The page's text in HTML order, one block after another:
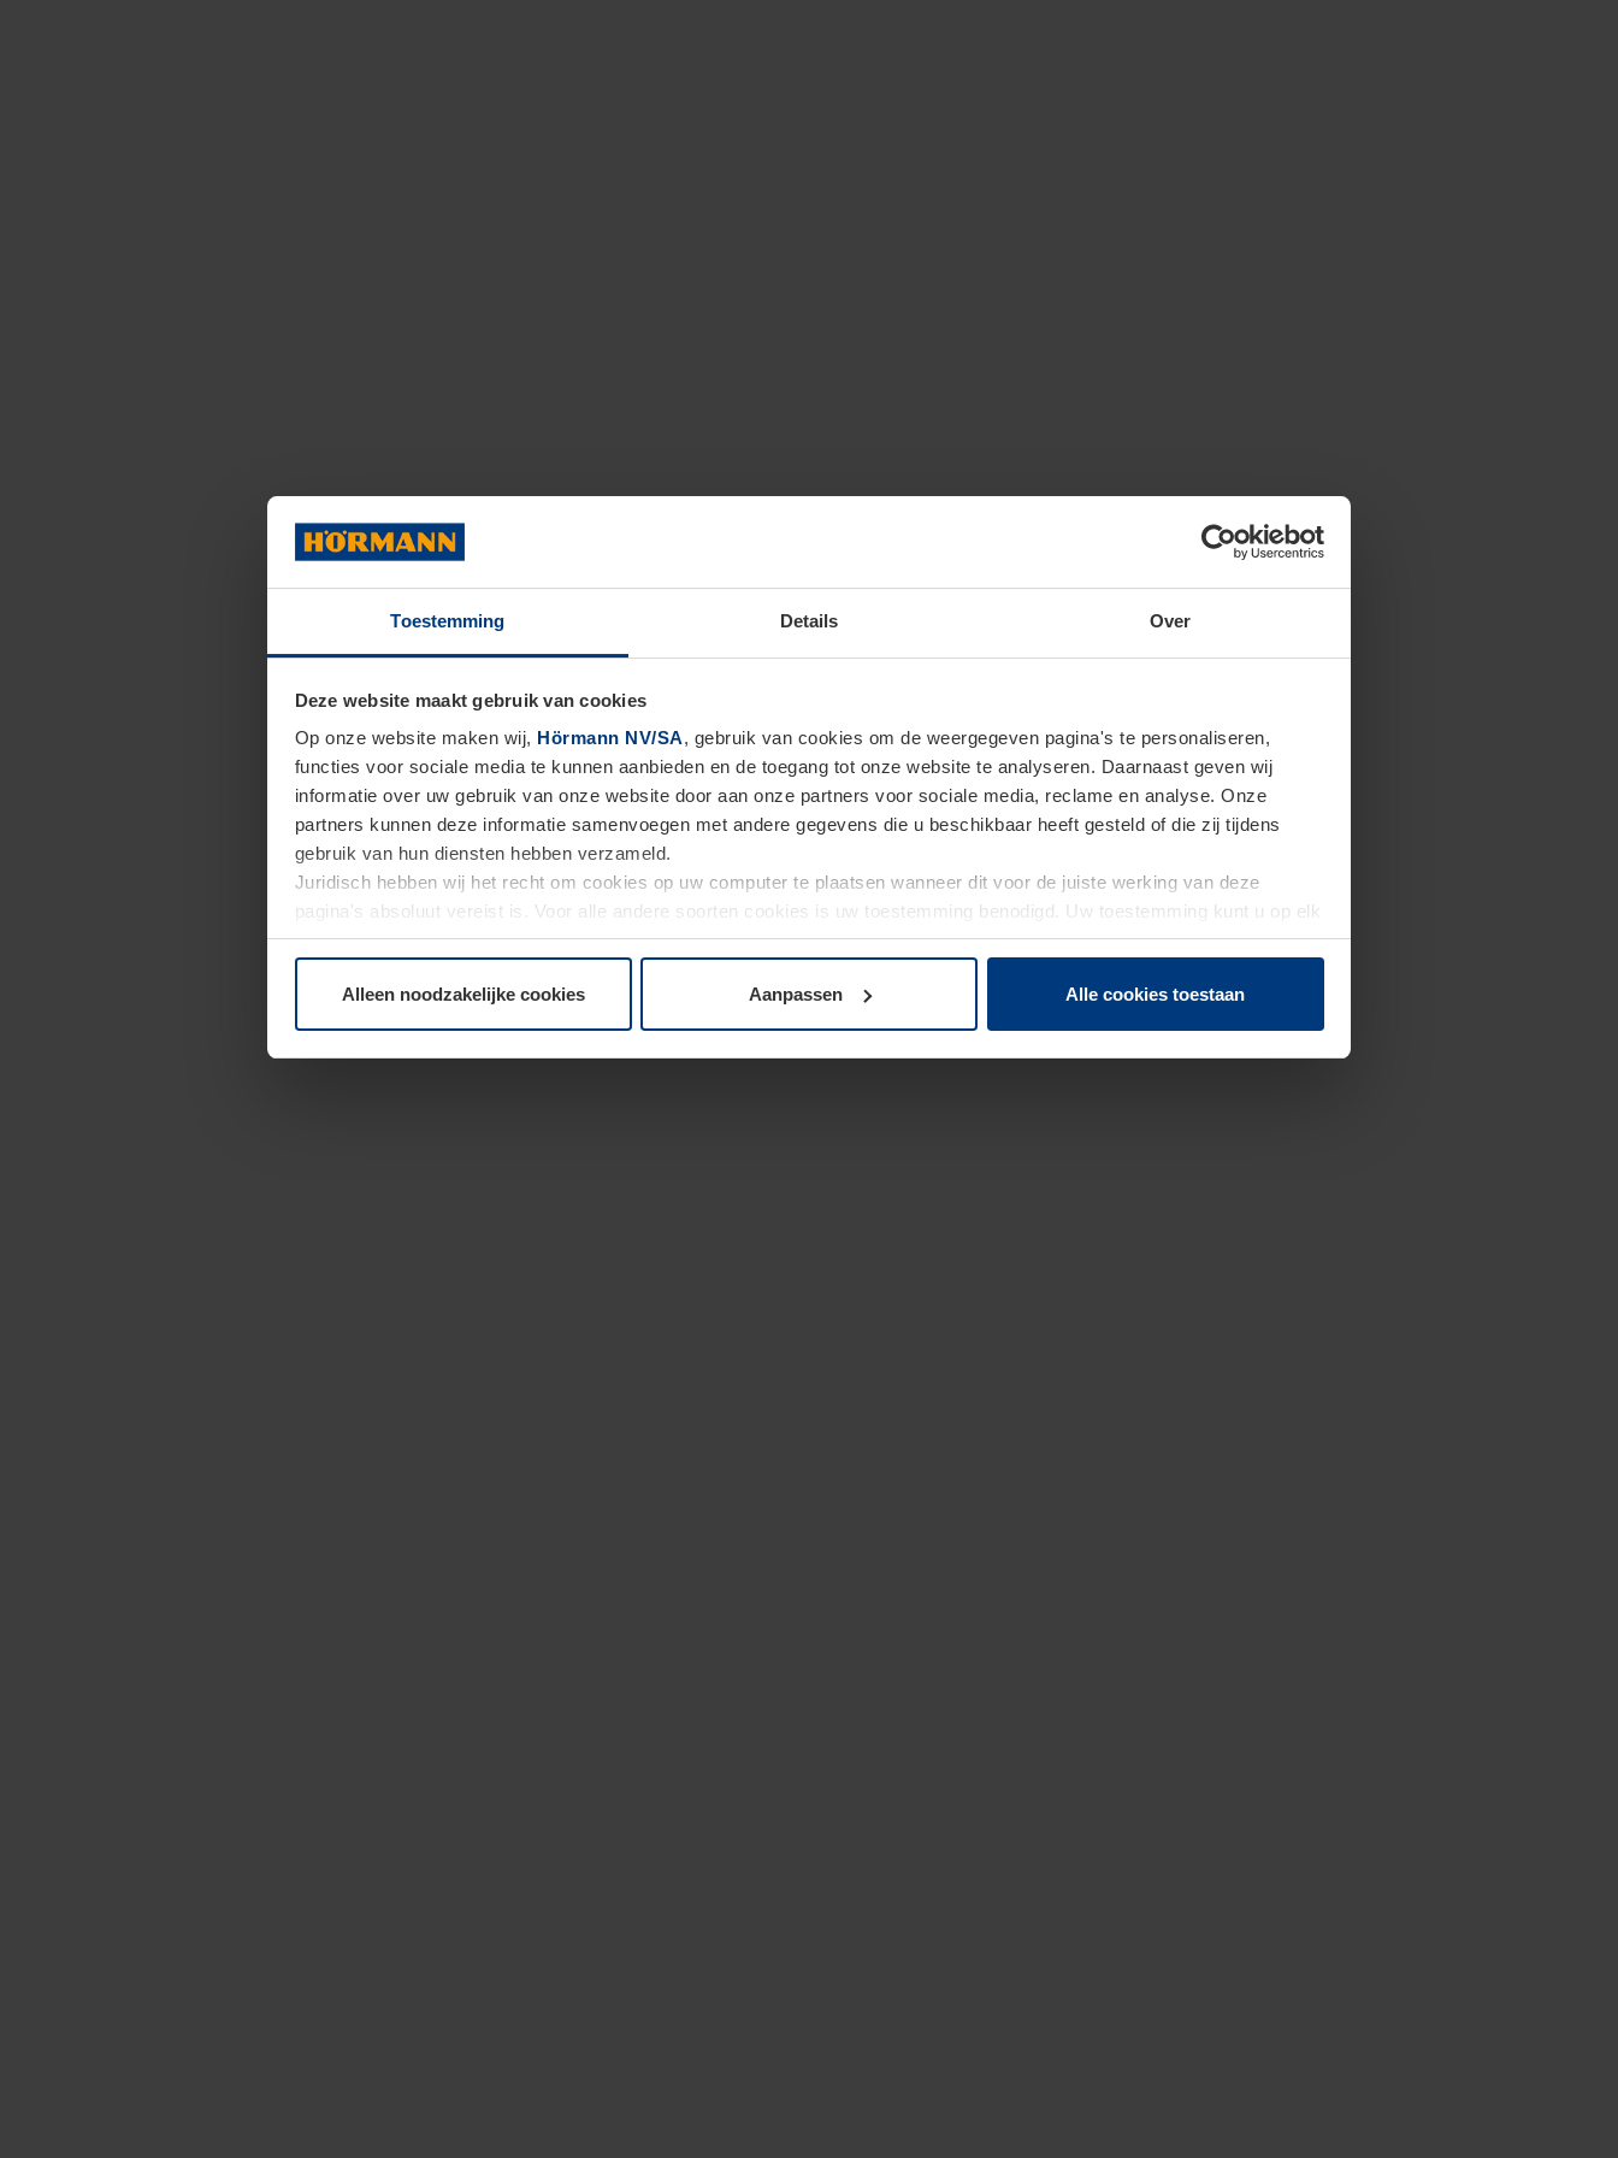
Toestemming Details Over
Deze website maakt gebruik van cookies
Op onze website maken wij, Hörmann NV/SA, gebruik van cookies om de weergegeven pagina's te personaliseren,
functies voor sociale media te kunnen aanbieden en de toegang tot onze website te analyseren. Daarnaast geven wij
informatie over uw gebruik van onze website door aan onze partners voor sociale media, reclame en analyse. Onze
partners kunnen deze informatie samenvoegen met andere gegevens die u beschikbaar heeft gesteld of die zij tijdens
gebruik van hun diensten hebben verzameld.
Juridisch hebben wij het recht om cookies op uw computer te plaatsen wanneer dit voor de juiste werking van deze
pagina's absoluut vereist is. Voor alle andere soorten cookies is uw toestemming benodigd. Uw toestemming kunt u op elk
moment bij de uitleg van de cookies op paginaPrivacyverklaringop onze website wijzigen of herroepen.
Alleen noodzakelijke cookies Aanpassen Alle cookies toestaan